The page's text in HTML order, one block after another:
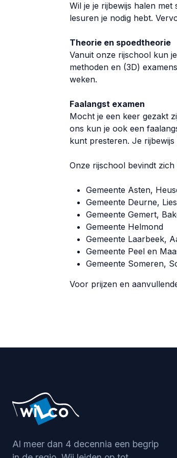
Wil je je rijbewijs halen
lesuren je nodig hebt.
Theorie en spoedtheorie
Vanuit onze rijschool kun
methoden en (3D)
weken.
Faalangst examen
Mocht je een keer gezakt
ons kun je ook een
kunt presteren. Je
Onze rijschool bevindt
Gemeente Asten,
Gemeente Deurne,
Gemeente Gemert,
Gemeente Helmond
Gemeente Laarbeek,
Gemeente Peel en
Gemeente Someren,
Voor prijzen en
Al meer dan 4 decennia een begrip